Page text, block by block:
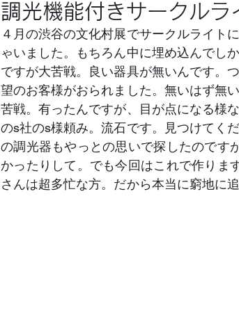
調光機能付きサークルラ
４月の渋谷の文化村展でサークルライト
ゃいました。もちろん中に埋め込んでし
ですが大苦戦。良い器具が無いんです。
望のお客様がおられました。無いはず無
苦戦。有ったんですが、目が点になる様
のs社のs様頼み。流石です。見つけてく
の調光器もやっとの思いで探したのです
かったりして。でも今回はこれで作りま